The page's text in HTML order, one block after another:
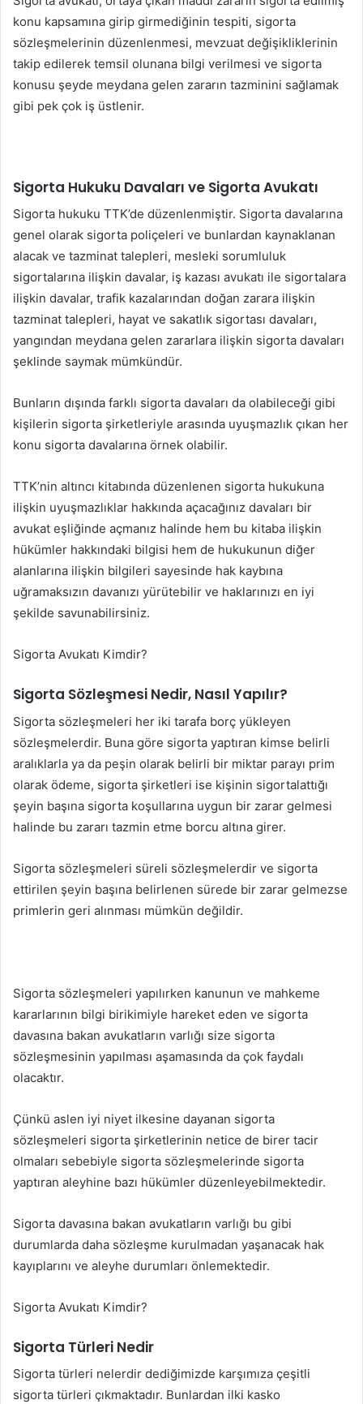
konu kapsamına girip girmediğinin tespiti, sigorta
sözleşmelerinin düzenlenmesi, mevzuat değişikliklerinin
takip edilerek temsil olunana bilgi verilmesi ve sigorta
konusu şeyde meydana gelen zararın tazminini sağlamak
gibi pek çok iş üstlenir.
Sigorta Hukuku Davaları ve Sigorta Avukatı
Sigorta hukuku TTK’de düzenlenmiştir. Sigorta davalarına
genel olarak sigorta poliçeleri ve bunlardan kaynaklanan
alacak ve tazminat talepleri, mesleki sorumluluk
sigortalarına ilişkin davalar, iş kazası avukatı ile sigortalara
ilişkin davalar, trafik kazalarından doğan zarara ilişkin
tazminat talepleri, hayat ve sakatlık sigortası davaları,
yangından meydana gelen zararlara ilişkin sigorta davaları
şeklinde saymak mümkündür.
Bunların dışında farklı sigorta davaları da olabileceği gibi
kişilerin sigorta şirketleriyle arasında uyuşmazlık çıkan her
konu sigorta davalarına örnek olabilir.
TTK’nin altıncı kitabında düzenlenen sigorta hukukuna
ilişkin uyuşmazlıklar hakkında açacağınız davaları bir
avukat eşliğinde açmanız halinde hem bu kitaba ilişkin
hükümler hakkındaki bilgisi hem de hukukunun diğer
alanlarına ilişkin bilgileri sayesinde hak kaybına
uğramaksızın davanızı yürütebilir ve haklarınızı en iyi
şekilde savunabilirsiniz.
Sigorta Avukatı Kimdir?
Sigorta Sözleşmesi Nedir, Nasıl Yapılır?
Sigorta sözleşmeleri her iki tarafa borç yükleyen
sözleşmelerdir. Buna göre sigorta yaptıran kimse belirli
aralıklarla ya da peşin olarak belirli bir miktar parayı prim
olarak ödeme, sigorta şirketleri ise kişinin sigortalattığı
şeyin başına sigorta koşullarına uygun bir zarar gelmesi
halinde bu zararı tazmin etme borcu altına girer.
Sigorta sözleşmeleri süreli sözleşmelerdir ve sigorta
ettirilen şeyin başına belirlenen sürede bir zarar gelmezse
primlerin geri alınması mümkün değildir.
Sigorta sözleşmeleri yapılırken kanunun ve mahkeme
kararlarının bilgi birikimiyle hareket eden ve sigorta
davasına bakan avukatların varlığı size sigorta
sözleşmesinin yapılması aşamasında da çok faydalı
olacaktır.
Çünkü aslen iyi niyet ilkesine dayanan sigorta
sözleşmeleri sigorta şirketlerinin netice de birer tacir
olmaları sebebiyle sigorta sözleşmelerinde sigorta
yaptıran aleyhine bazı hükümler düzenleyebilmektedir.
Sigorta davasına bakan avukatların varlığı bu gibi
durumlarda daha sözleşme kurulmadan yaşanacak hak
kayıplarını ve aleyhe durumları önlemektedir.
Sigorta Avukatı Kimdir?
Sigorta Türleri Nedir
Sigorta türleri nelerdir dediğimizde karşımıza çeşitli
sigorta türleri çıkmaktadır. Bunlardan ilki kasko